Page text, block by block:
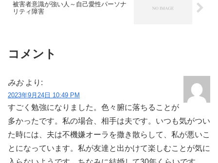
被害者意識が強い人～自己愛性パーソナ
リティ障害
コメント
みお より:
2023年9月24日 10:49 PM
すごく勉強になりました。色々腑に落ちることが
多かったです。私の場合、相手は夫です。いつも気がつい
た時には、夫は不機嫌オーラを撒き散らして、私が悪いこ
とになっています。私が友達と出かけて楽しむことが気に